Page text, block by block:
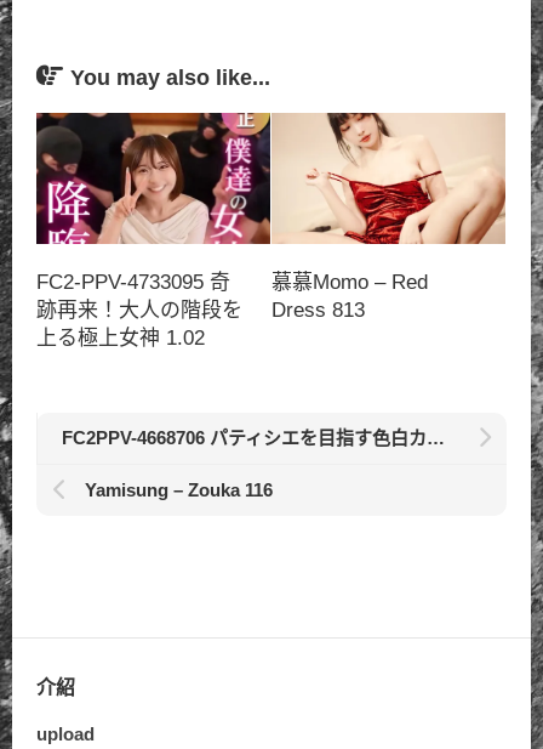
You may also like...
FC2-PPV-4733095 奇
跡再来！大人の階段を
上る極上女神 1.02
慕慕Momo – Red
Dress 813
FC2PPV-4668706 パティシエを目指す色白カラダ。イチャラブエッ 730
Yamisung – Zouka 116
介紹
upload